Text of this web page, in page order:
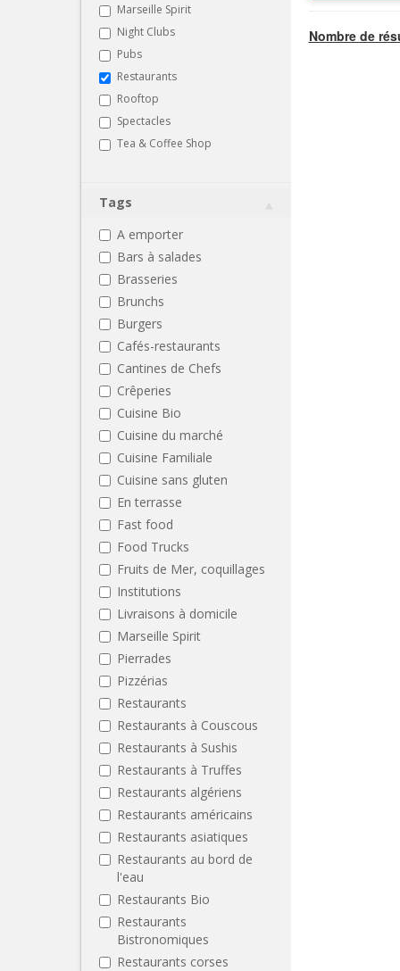
Marseille Spirit
Night Clubs
Pubs
Restaurants
Rooftop
Spectacles
Tea & Coffee Shop
Tags
A emporter
Bars à salades
Brasseries
Brunchs
Burgers
Cafés-restaurants
Cantines de Chefs
Crêperies
Cuisine Bio
Cuisine du marché
Cuisine Familiale
Cuisine sans gluten
En terrasse
Fast food
Food Trucks
Fruits de Mer, coquillages
Institutions
Livraisons à domicile
Marseille Spirit
Pierrades
Pizzérias
Restaurants
Restaurants à Couscous
Restaurants à Sushis
Restaurants à Truffes
Restaurants algériens
Restaurants américains
Restaurants asiatiques
Restaurants au bord de
l'eau
Restaurants Bio
Restaurants
Bistronomiques
Restaurants corses
Nombre de